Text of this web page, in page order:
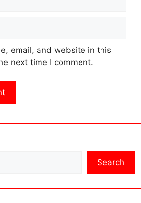
email, and website in this
next time I comment.
Search